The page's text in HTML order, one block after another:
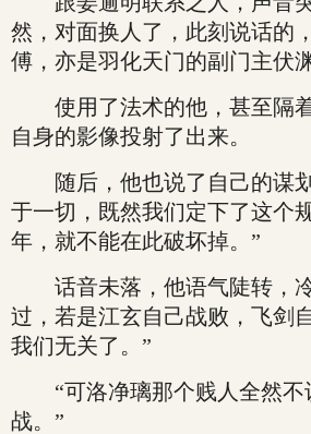
然，对面换人了，此刻说话的
傅，亦是羽化天门的副门主伏渊
使用了法术的他，甚至隔
自身的影像投射了出来。
随后，他也说了自己的谋划
于一切，既然我们定下了这个
年，就不能在此破坏掉。”
话音未落，他语气陡转，冷
过，若是江玄自己战败，飞剑
我们无关了。”
“可洛净璃那个贱人全然不
战。”